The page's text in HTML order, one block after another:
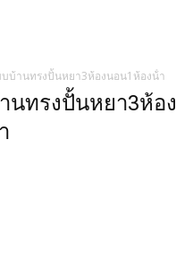
บ้านทรงปั้นหยา3ห้องนอน1ห้องน้ํา
นทรงปั้นหยา3ห้อง